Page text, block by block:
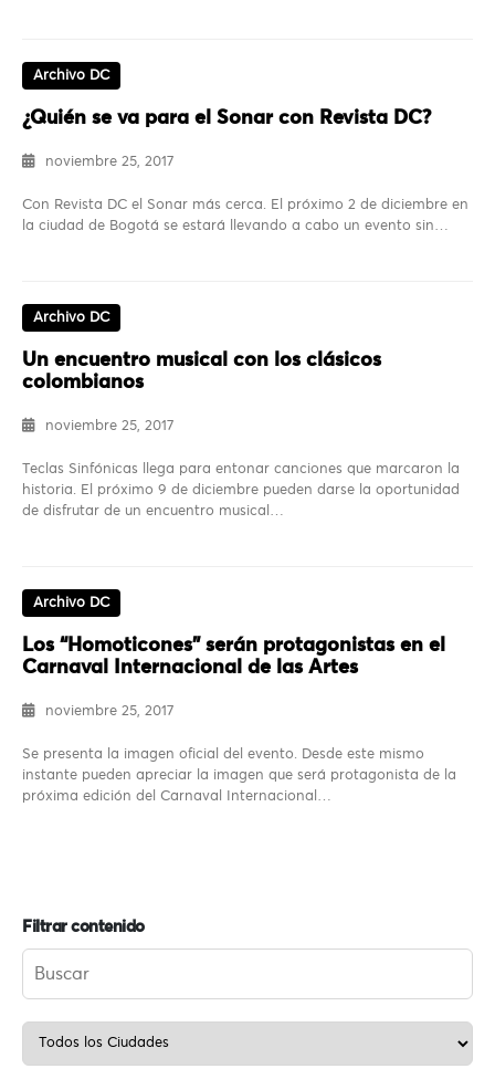
Archivo DC
¿Quién se va para el Sonar con Revista DC?
noviembre 25, 2017
Con Revista DC el Sonar más cerca. El próximo 2 de diciembre en
la ciudad de Bogotá se estará llevando a cabo un evento sin…
Archivo DC
Un encuentro musical con los clásicos
colombianos
noviembre 25, 2017
Teclas Sinfónicas llega para entonar canciones que marcaron la
historia. El próximo 9 de diciembre pueden darse la oportunidad
de disfrutar de un encuentro musical…
Archivo DC
Los “Homoticones” serán protagonistas en el
Carnaval Internacional de las Artes
noviembre 25, 2017
Se presenta la imagen oficial del evento. Desde este mismo
instante pueden apreciar la imagen que será protagonista de la
próxima edición del Carnaval Internacional…
Filtrar contenido